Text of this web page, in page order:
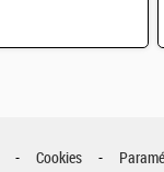
Cookies